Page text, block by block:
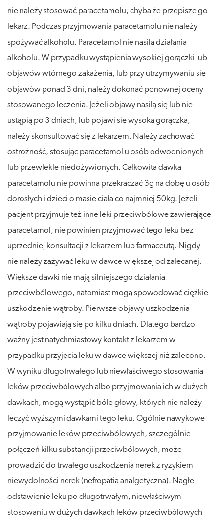
nie należy stosować paracetamolu, chyba że przepisze go
lekarz. Podczas przyjmowania paracetamolu nie należy
spożywać alkoholu. Paracetamol nie nasila działania
alkoholu. W przypadku wystąpienia wysokiej gorączki lub
objawów wtórnego zakażenia, lub przy utrzymywaniu się
objawów ponad 3 dni, należy dokonać ponownej oceny
stosowanego leczenia. Jeżeli objawy nasilą się lub nie
ustąpią po 3 dniach, lub pojawi się wysoka gorączka,
należy skonsultować się z lekarzem. Należy zachować
ostrożność, stosując paracetamol u osób odwodnionych
lub przewlekle niedożywionych. Całkowita dawka
paracetamolu nie powinna przekraczać 3g na dobę u osób
dorosłych i dzieci o masie ciała co najmniej 50kg. Jeżeli
pacjent przyjmuje też inne leki przeciwbólowe zawierające
paracetamol, nie powinien przyjmować tego leku bez
uprzedniej konsultacji z lekarzem lub farmaceutą. Nigdy
nie należy zażywać leku w dawce większej od zalecanej.
Większe dawki nie mają silniejszego działania
przeciwbólowego, natomiast mogą spowodować ciężkie
uszkodzenie wątroby. Pierwsze objawy uszkodzenia
wątroby pojawiają się po kilku dniach. Dlatego bardzo
ważny jest natychmiastowy kontakt z lekarzem w
przypadku przyjęcia leku w dawce większej niż zalecono.
W wyniku długotrwałego lub niewłaściwego stosowania
leków przeciwbólowych albo przyjmowania ich w dużych
dawkach, mogą wystąpić bóle głowy, których nie należy
leczyć wyższymi dawkami tego leku. Ogólnie nawykowe
przyjmowanie leków przeciwbólowych, szczególnie
połączeń kilku substancji przeciwbólowych, może
prowadzić do trwałego uszkodzenia nerek z ryzykiem
niewydolności nerek (nefropatia analgetyczna). Nagłe
odstawienie leku po długotrwałym, niewłaściwym
stosowaniu w dużych dawkach leków przeciwbólowych